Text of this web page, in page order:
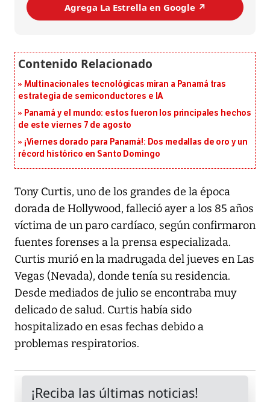
Agrega La Estrella en Google ↗️
Multinacionales tecnológicas miran a Panamá tras
estrategia de semiconductores e IA
Panamá y el mundo: estos fueron los principales hechos
de este viernes 7 de agosto
¡Viernes dorado para Panamá!: Dos medallas de oro y un
récord histórico en Santo Domingo
Tony Curtis, uno de los grandes de la época
dorada de Hollywood, falleció ayer a los 85 años
víctima de un paro cardíaco, según confirmaron
fuentes forenses a la prensa especializada.
Curtis murió en la madrugada del jueves en Las
Vegas (Nevada), donde tenía su residencia.
Desde mediados de julio se encontraba muy
delicado de salud. Curtis había sido
hospitalizado en esas fechas debido a
problemas respiratorios.